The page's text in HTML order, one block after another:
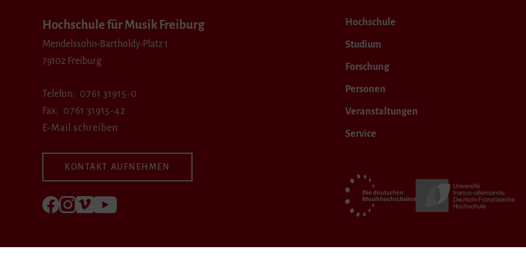
Hochschule für Musik Freiburg
Mendelssohn-Bartholdy-Platz 1
79102 Freiburg
Telefon
0761 31915-0
Fax
0761 31915-42
E-Mail schreiben
KONTAKT AUFNEHMEN
Folgen Sie uns auf Facebook
Folgen Sie uns auf Instagram
Besuchen Sie uns bei Vimeo
Hochschule
Studium
Forschung
Personen
Veranstaltungen
Service